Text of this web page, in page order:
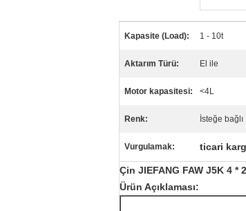
Kapasite (Load): 1 - 10t
Aktarım Türü: El ile
Motor kapasitesi: <4L
Renk: İsteğe bağlı
Vurgulamak: ticari
Çin JIEFANG FAW J5K 4 *
Ürün Açıklaması: